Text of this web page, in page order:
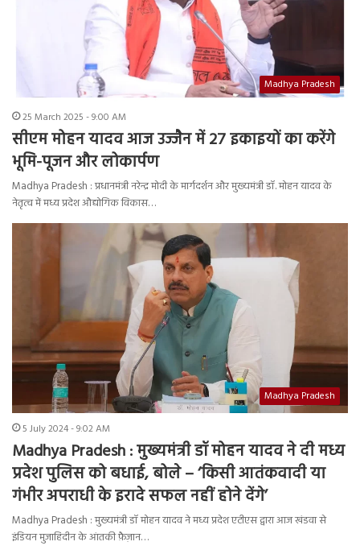
Madhya Pradesh
25 March 2025 - 9:00 AM
सीएम मोहन यादव आज उज्जैन में 27 इकाइयों का करेंगे
भूमि-पूजन और लोकार्पण
Madhya Pradesh : प्रधानमंत्री नरेन्द्र मोदी के मार्गदर्शन और मुख्यमंत्री डॉ. मोहन यादव के
नेतृत्व में मध्य प्रदेश औद्योगिक विकास…
Madhya Pradesh
5 July 2024 - 9:02 AM
Madhya Pradesh : मुख्यमंत्री डॉ मोहन यादव ने दी मध्य
प्रदेश पुलिस को बधाई, बोले – ‘किसी आतंकवादी या
गंभीर अपराधी के इरादे सफल नहीं होने देंगे’
Madhya Pradesh : मुख्यमंत्री डॉ मोहन यादव ने मध्य प्रदेश एटीएस द्वारा आज खंडवा से
इंडियन मुजाहिदीन के आंतकी फ़ैज़ान…